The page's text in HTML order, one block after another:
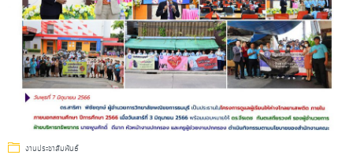
งานประชาสัมพันธ์